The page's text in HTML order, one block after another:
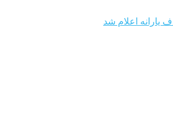
یارانه اعلام شد